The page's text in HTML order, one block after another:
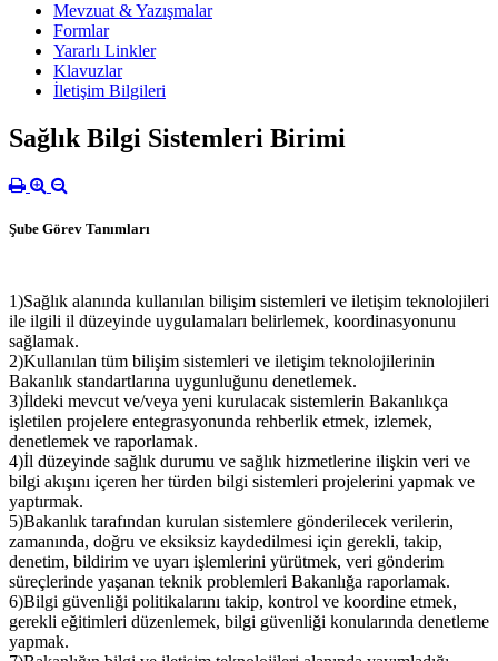
Mevzuat & Yazışmalar
Formlar
Yararlı Linkler
Klavuzlar
İletişim Bilgileri
Sağlık Bilgi Sistemleri Birimi
Şube Görev Tanımları
1)Sağlık alanında kullanılan bilişim sistemleri ve iletişim teknolojileri
ile ilgili il düzeyinde uygulamaları belirlemek, koordinasyonunu
sağlamak.
2)Kullanılan tüm bilişim sistemleri ve iletişim teknolojilerinin
Bakanlık standartlarına uygunluğunu denetlemek.
3)İldeki mevcut ve/veya yeni kurulacak sistemlerin Bakanlıkça
işletilen projelere entegrasyonunda rehberlik etmek, izlemek,
denetlemek ve raporlamak.
4)İl düzeyinde sağlık durumu ve sağlık hizmetlerine ilişkin veri ve
bilgi akışını içeren her türden bilgi sistemleri projelerini yapmak ve
yaptırmak.
5)Bakanlık tarafından kurulan sistemlere gönderilecek verilerin,
zamanında, doğru ve eksiksiz kaydedilmesi için gerekli, takip,
denetim, bildirim ve uyarı işlemlerini yürütmek, veri gönderim
süreçlerinde yaşanan teknik problemleri Bakanlığa raporlamak.
6)Bilgi güvenliği politikalarını takip, kontrol ve koordine etmek,
gerekli eğitimleri düzenlemek, bilgi güvenliği konularında denetleme
yapmak.